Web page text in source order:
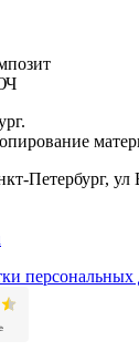
Петербург,